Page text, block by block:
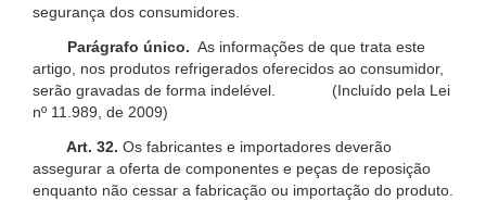
segurança dos consumidores.
Parágrafo único. As informações de que trata este
artigo, nos produtos refrigerados oferecidos ao consumidor,
serão gravadas de forma indelével. (Incluído pela Lei
nº 11.989, de 2009)
Art. 32. Os fabricantes e importadores deverão
assegurar a oferta de componentes e peças de reposição
enquanto não cessar a fabricação ou importação do produto.